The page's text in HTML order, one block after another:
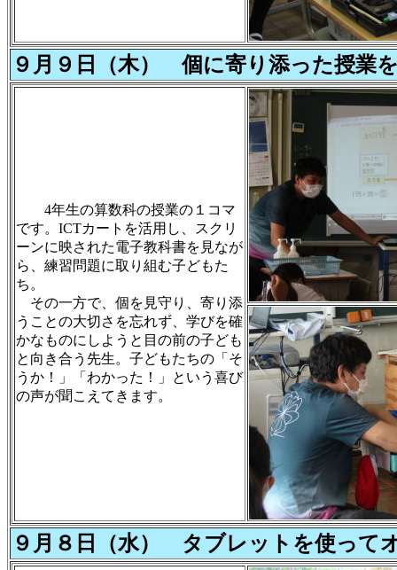
９月９日（木） 個に寄り添った授業
4年生の算数科の授業の１コマ
です。ICTカートを活用し、スクリ
ーンに映された電子教科書を見なが
ら、練習問題に取り組む子どもた
ち。
その一方で、個を見守り、寄り添
うことの大切さを忘れず、学びを確
かなものにしようと目の前の子ども
と向き合う先生。子どもたちの「そ
うか！」「わかった！」という喜び
の声が聞こえてきます。
９月８日（水） タブレットを使って